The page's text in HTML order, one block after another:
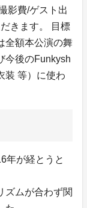
影費/ゲスト出
きます。 目標
全額本公演の舞
今後のFunkysh
装 等）に使わ
年が経とうと
ズムが合わず関